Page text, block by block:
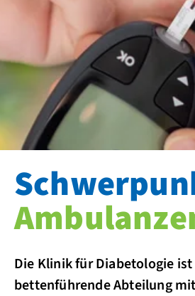
Die Klinik für Diabetologie
bettenführende Abteilung